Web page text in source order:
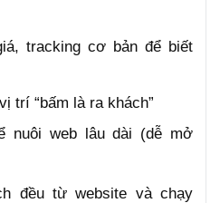
tracking cơ bản để biết
trí “bấm là ra khách”
nuôi web lâu dài (dễ mở
đều từ website và chạy